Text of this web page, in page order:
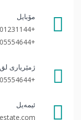
مۆبایل
+9647501231144
+9647505554644
ژمێریاری لق
+9647505554644
ئیمه‌یل